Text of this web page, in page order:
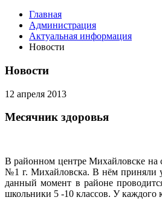
Главная
Администрация
Актуальная информация
Новости
Новости
12 апреля 2013
Месячник здоровья
В районном центре Михайловске
№1 г. Михайловска. В нём приняли
данный момент в районе
школьники 5 -10 классов. У каждого